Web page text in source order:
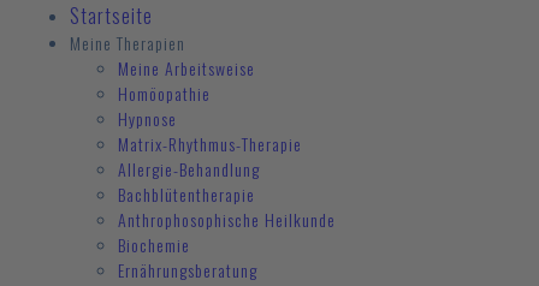
Startseite
Meine Therapien
Meine Arbeitsweise
Homöopathie
Hypnose
Matrix-Rhythmus-Therapie
Allergie-Behandlung
Bachblütentherapie
Anthrophosophische Heilkunde
Biochemie
Ernährungsberatung